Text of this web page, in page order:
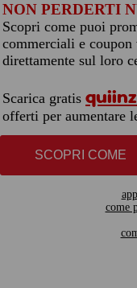
NON PERDERTI
Scopri come puoi
commerciali e
direttamente sul loro
Scarica gratis
offerti per aumentare
SCOPRI COME
come